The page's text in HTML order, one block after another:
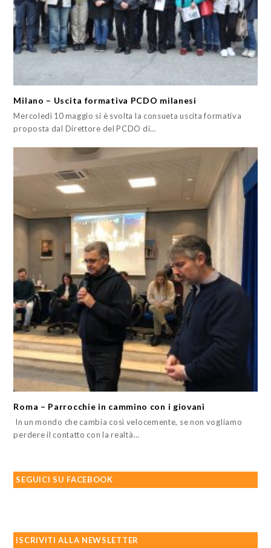
Milano – Uscita formativa PCDO milanesi
Mercoledì 10 maggio si è svolta la consueta uscita formativa
proposta dal Direttore del PCDO di…
Roma – Parrocchie in cammino con i giovani
In un mondo che cambia così velocemente, se non vogliamo
perdere il contatto con la realtà…
SEGUICI SU FACEBOOK
ISCRIVITI ALLA NEWSLETTER